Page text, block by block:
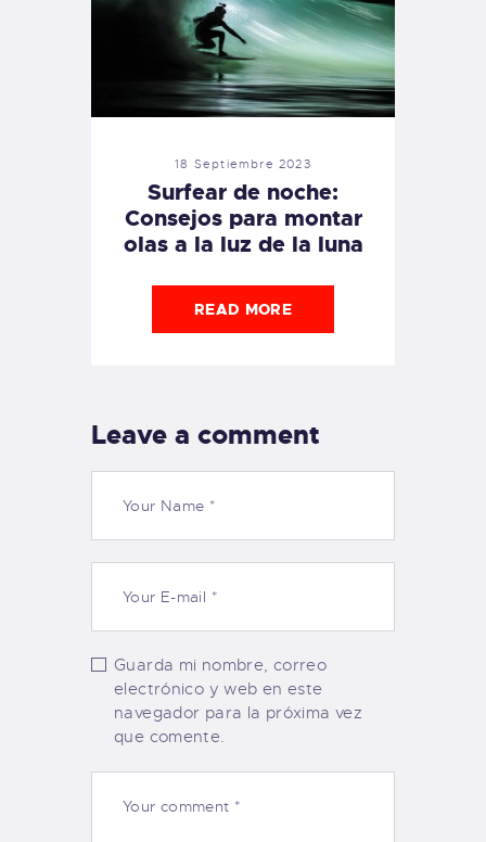
18 Septiembre 2023
Surfear de noche:
Consejos para montar
olas a la luz de la luna
READ MORE
Leave a comment
Guarda mi nombre, correo
electrónico y web en este
navegador para la próxima vez
que comente.